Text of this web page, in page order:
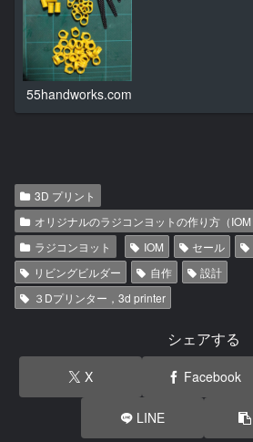
55handworks.com
3D プリント
オリジナルのラジコンヨットの作り方（IOM
ラジコンヨット
IOM セール
リビングビルダー
自作
設計
３Dプリンター，3d printer
シェアする
X Facebook
LINE